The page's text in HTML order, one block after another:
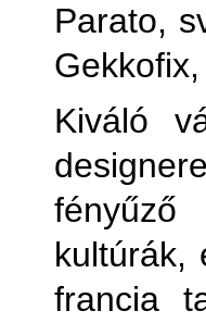
Parato,
Kiváló
kultúrák,
francia